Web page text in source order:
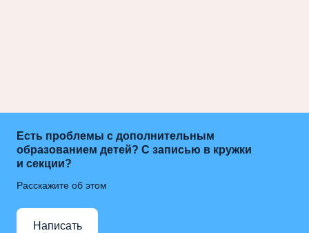
Есть проблемы с дополнительным
образованием детей? С записью в кружки
и секции?
Расскажите об этом
Написать